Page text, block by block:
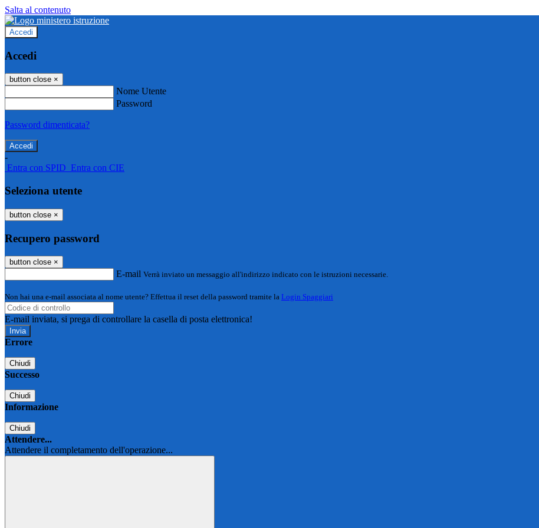
Salta al contenuto
Accedi
Accedi
button close ×
Nome Utente
Password
Password dimenticata?
-
Entra con SPID Entra con CIE
Seleziona utente
button close ×
Recupero password
button close ×
E-mail Verrà inviato un messaggio all'indirizzo indicato con le istruzioni necessarie.
Non hai una e-mail associata al nome utente? Effettua il reset della password tramite la Login Spaggiari
E-mail inviata, si prega di controllare la casella di posta elettronica!
Errore
Chiudi
Successo
Chiudi
Informazione
Chiudi
Attendere...
Attendere il completamento dell'operazione...